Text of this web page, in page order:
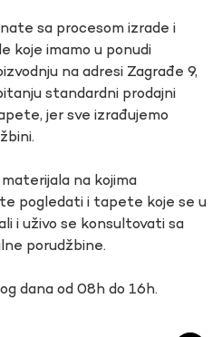
sa procesom izrade i
koje imamo u ponudi
na adresi Zagrađe 9,
standardni prodajni
jer sve izrađujemo
na kojima
pogledati i tapete koje se u
i uživo se konsultovati sa
porudžbine.
dana od 08h do 16h.